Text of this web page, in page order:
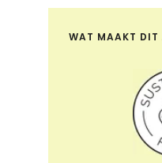
WAT MAAKT DIT